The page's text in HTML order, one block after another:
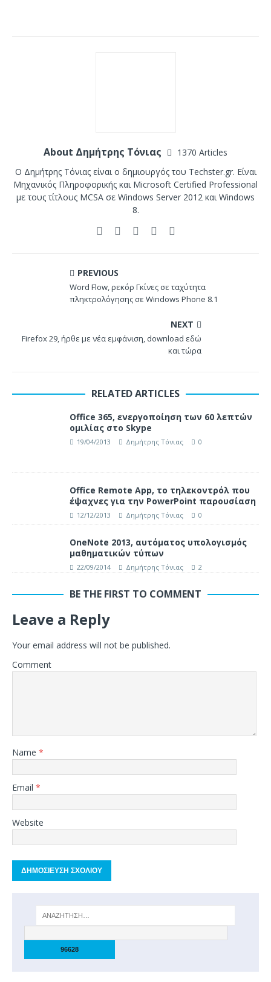
About Δημήτρης Τόνιας
1370 Articles
Ο Δημήτρης Τόνιας είναι ο δημιουργός του Techster.gr. Είναι
Μηχανικός Πληροφορικής και Microsoft Certified Professional
με τους τίτλους MCSA σε Windows Server 2012 και Windows
8.
PREVIOUS
Word Flow, ρεκόρ Γκίνες σε ταχύτητα
πληκτρολόγησης σε Windows Phone 8.1
NEXT
Firefox 29, ήρθε με νέα εμφάνιση, download εδώ
και τώρα
RELATED ARTICLES
Office 365, ενεργοποίηση των 60 λεπτών
ομιλίας στο Skype
19/04/2013 Δημήτρης Τόνιας 0
Office Remote App, το τηλεκοντρόλ που
έψαχνες για την PowerPoint παρουσίαση
12/12/2013 Δημήτρης Τόνιας 0
OneNote 2013, αυτόματος υπολογισμός
μαθηματικών τύπων
22/09/2014 Δημήτρης Τόνιας 2
BE THE FIRST TO COMMENT
Leave a Reply
Your email address will not be published.
Comment
Name *
Email *
Website